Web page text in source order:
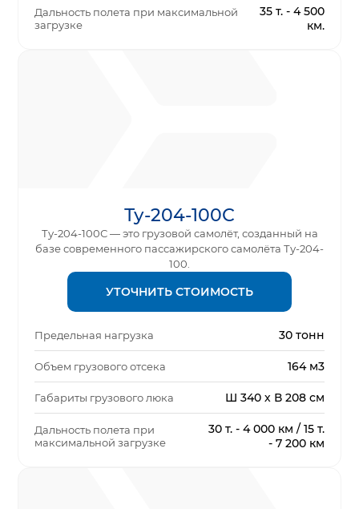
Дальность полета при максимальной
загрузке
35 т. - 4 500
км.
Ту-204-100С
Ту-204-100С — это грузовой самолёт, созданный на
базе современного пассажирского самолёта Ту-204-
100.
УТОЧНИТЬ СТОИМОСТЬ
Предельная нагрузка 30 тонн
Объем грузового отсека 164 м3
Габариты грузового люка Ш 340 х В 208 см
Дальность полета при
максимальной загрузке
30 т. - 4 000 км / 15 т.
- 7 200 км